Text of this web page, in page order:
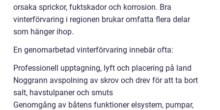
orsaka sprickor, fuktskador och korrosion. Bra
vinterförvaring i regionen brukar omfatta flera delar
som hänger ihop.
En genomarbetad vinterförvaring innebär ofta:
Professionell upptagning, lyft och placering på land
Noggrann avspolning av skrov och drev för att ta bort
salt, havstulpaner och smuts
Genomgång av båtens funktioner elsystem, pumpar,